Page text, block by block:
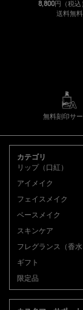
8,800円（税込
送料無料
無料刻印サ
カテゴリ
リップ（口紅）
アイメイク
フェイスメイク
ベースメイク
スキンケア
フレグランス（香水
ギフト
限定品